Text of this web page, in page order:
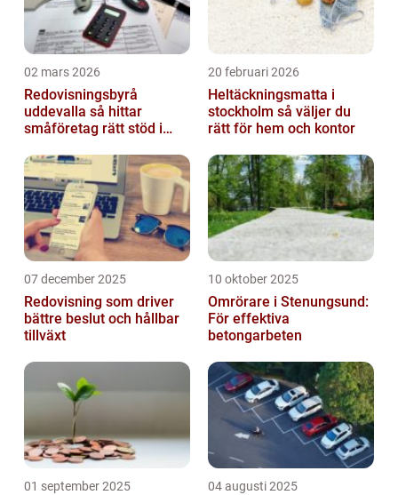
02 mars 2026
Redovisningsbyrå
uddevalla så hittar
småföretag rätt stöd i
20 februari 2026
Heltäckningsmatta i
stockholm så väljer du
rätt för hem och kontor
07 december 2025
Redovisning som driver
bättre beslut och hållbar
tillväxt
10 oktober 2025
Omrörare i Stenungsund:
För effektiva
betongarbeten
01 september 2025 04 augusti 2025